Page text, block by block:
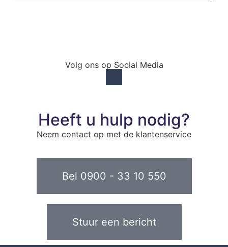
Volg ons op Social Media
Heeft u hulp nodig?
Neem contact op met de klantenservice
Bel 0900 - 33 10 550
Stuur een bericht